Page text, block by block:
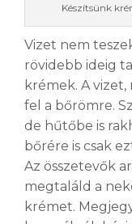
Készítsünk
Vizet nem
rövidebb ideig
krémek. A
fel a bőrömre.
de hűtőbe is
bőrére is csak
Az összetevők
megtaláld a
krémet.